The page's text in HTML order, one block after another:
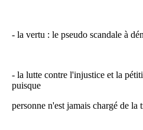
- la vertu : le pseudo scandale à
- la lutte contre l'injustice et la
puisque
personne n'est jamais chargé de la